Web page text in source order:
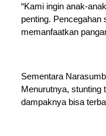
“Kami ingin anak-
penting. Pencegahan
memanfaatkan
Sementara
Menurutnya, stunting
dampaknya bisa